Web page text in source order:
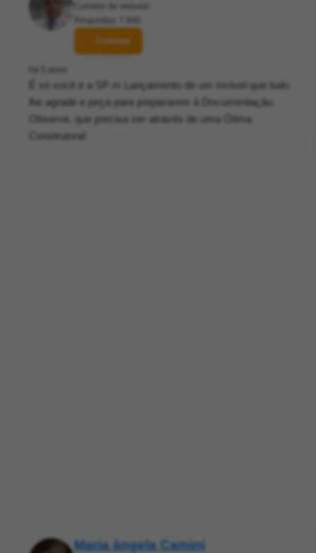
Corretor de imóveis
Respostas: 7.840
Contatar
há 5 anos
É só você ir a SP m Lançamento de um Imóvel que tudo
lhe agrade e peça para prepararem à Documentação.
Observe, que precisa ser através de uma Ótima
Construtora!
Maria ângela Camini